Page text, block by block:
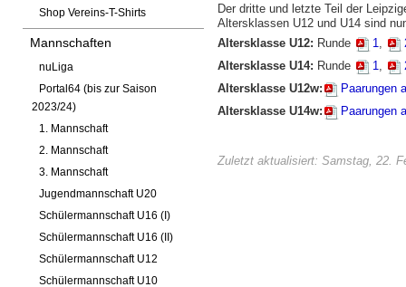
Shop Vereins-T-Shirts
Mannschaften
nuLiga
Portal64 (bis zur Saison
2023/24)
1. Mannschaft
2. Mannschaft
3. Mannschaft
Jugendmannschaft U20
Schülermannschaft U16 (I)
Schülermannschaft U16 (II)
Schülermannschaft U12
Schülermannschaft U10
Der dritte und letzte Teil der
Altersklassen U12 und U14 sind
Altersklasse U12: Runde 1
Altersklasse U14: Runde 1
Altersklasse U12w:
Paarungen
Altersklasse U14w:
Paarungen
Zuletzt aktualisiert: Samstag, 22.